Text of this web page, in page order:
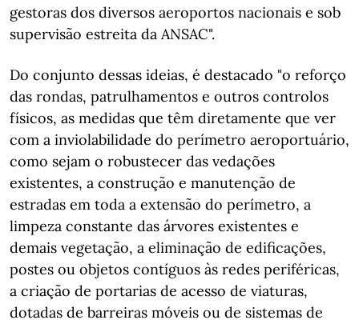
gestoras dos diversos aeroportos nacionais e sob
supervisão estreita da ANSAC".
Do conjunto dessas ideias, é destacado "o reforço
das rondas, patrulhamentos e outros controlos
físicos, as medidas que têm diretamente que ver
com a inviolabilidade do perímetro aeroportuário,
como sejam o robustecer das vedações
existentes, a construção e manutenção de
estradas em toda a extensão do perímetro, a
limpeza constante das árvores existentes e
demais vegetação, a eliminação de edificações,
postes ou objetos contíguos às redes periféricas,
a criação de portarias de acesso de viaturas,
dotadas de barreiras móveis ou de sistemas de